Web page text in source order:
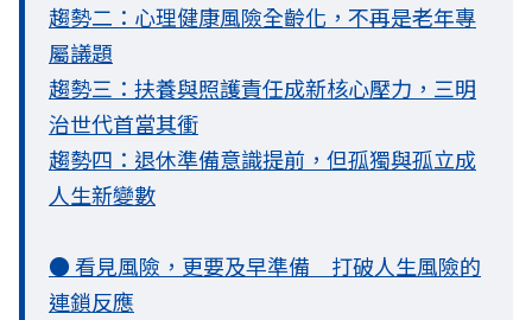
趨勢二：心理健康風險全齡化，不再是老年專
屬議題
趨勢三：扶養與照護責任成新核心壓力，三明
治世代首當其衝
趨勢四：退休準備意識提前，但孤獨與孤立成
人生新變數
● 看見風險，更要及早準備 打破人生風險的
連鎖反應